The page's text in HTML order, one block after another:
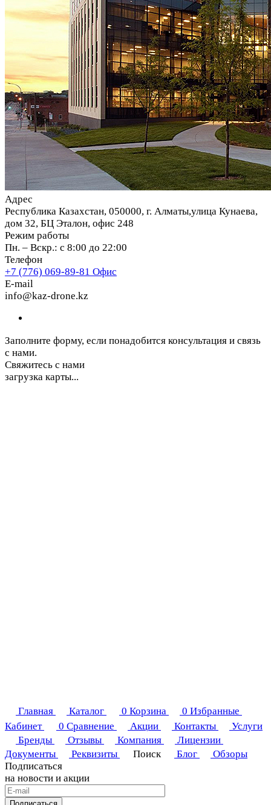
Адрес
Республика Казахстан, 050000, г. Алматы,улица Кунаева,
дом 32, БЦ Эталон, офис 248
Режим работы
Пн. – Вскр.: с 8:00 до 22:00
Телефон
+7 (776) 069-89-81 Офис
E-mail
info@kaz-drone.kz
Заполните форму, если понадобится консультация и связь
с нами.
Свяжитесь с нами
загрузка карты...
Главная Каталог 0 Корзина 0 Избранные
Кабинет
0 Сравнение Акции Контакты
Услуги
Бренды
Отзывы Компания
Лицензии
Документы
Реквизиты Поиск Блог
Обзоры
Подписаться
на новости и акции